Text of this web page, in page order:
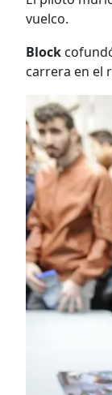
vuelco.
Block
carrera en el